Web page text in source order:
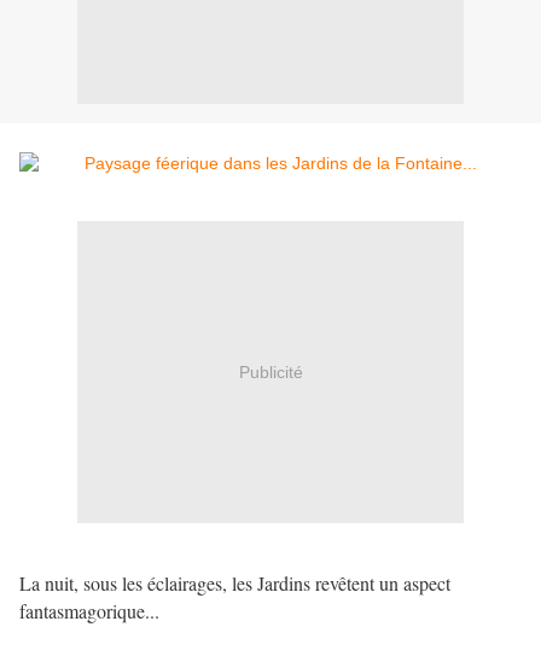
Publicité
La nuit, sous les éclairages, les Jardins revêtent un aspect
fantasmagorique...